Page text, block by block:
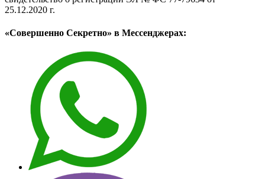
25.12.2020 г.
«Совершенно Секретно» в Мессенджерах: